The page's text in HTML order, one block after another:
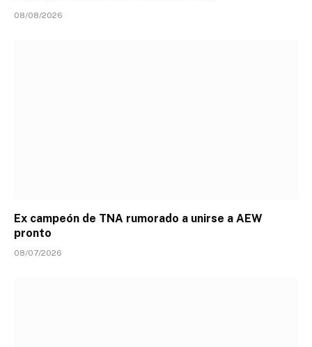
08/08/2026
Ex campeón de TNA rumorado a unirse a AEW
pronto
08/07/2026